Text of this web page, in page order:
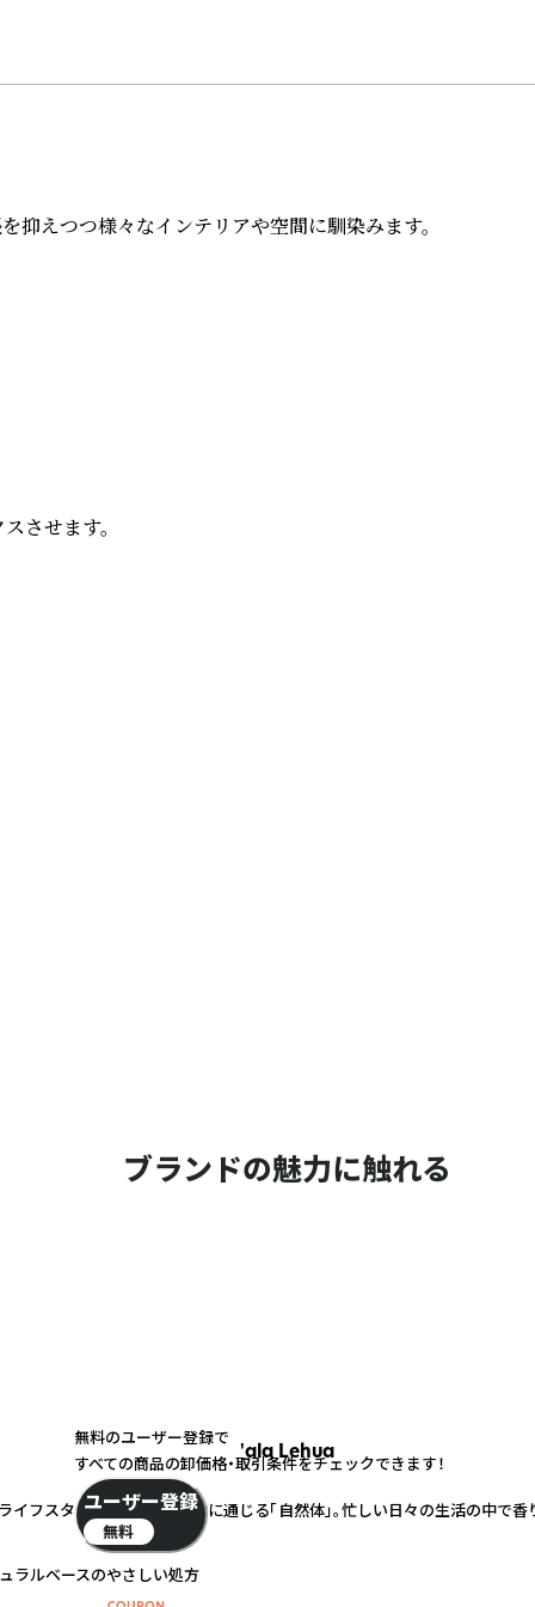
抑えつつ様々なインテリアや空間に馴染みます。
させます。
ブランドの魅力に触れる
'ala Lehua
イフスタイルや、ヨガの精神に通じる「自然体」。忙しい日々の生活の中で
ラルベースのやさしい処方
無料のユーザー登録で
すべての商品の卸価格・取引条件をチェックできます！
ユーザー登録
無料